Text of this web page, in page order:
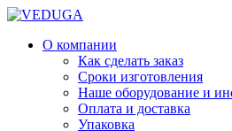
О компании
Как сделать заказ
Сроки изготовления
Наше оборудование и
Оплата и доставка
Упаковка